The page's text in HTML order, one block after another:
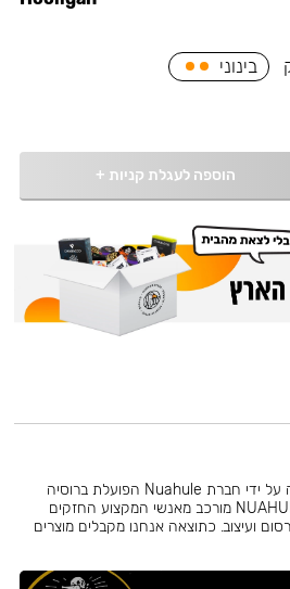
בינוני
הוספה לעגלת קניות +
המותג Hooligan החדש נעשה על ידי חברת Nuahule הפועלת ברוסיה
משנת 2014. צוות הפרויקט NUAHULE מורכב מאנשי המקצוע החזקים
ועיצוב. כתוצאה אנחנו מקבלים מוצרים